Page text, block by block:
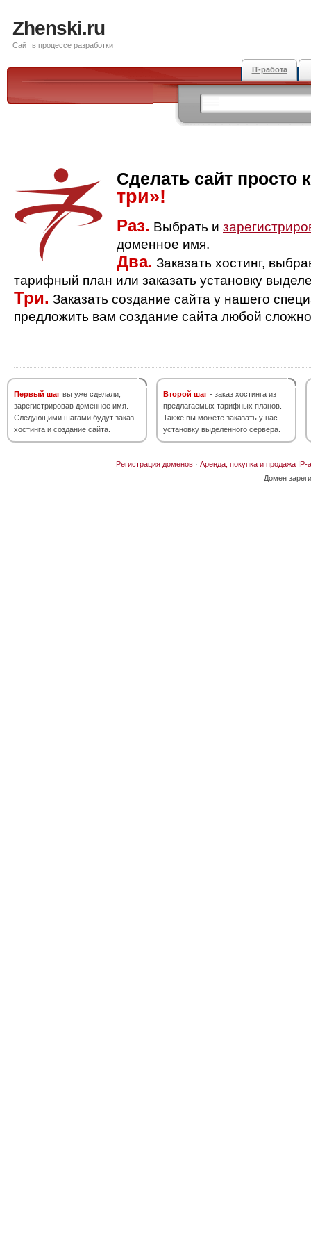
Zhenski.ru
Сайт в процессе разработки
IT-работа
Сделать сайт просто
три»!
Раз. Выбрать и
доменное имя.
Два. Заказать хостинг,
тарифный план или заказать установку
Три. Заказать создание сайта у нашего
предложить вам создание сайта любой
Первый шаг вы уже сделали,
зарегистрировав доменное имя.
Следующими шагами будут заказ
хостинга и создание сайта.
Второй шаг - заказ хостинга из
предлагаемых тарифных планов.
Также вы можете заказать у нас
установку выделенного сервера.
Регистрация доменов· Аренда, покупка и продажа IP-
Домен